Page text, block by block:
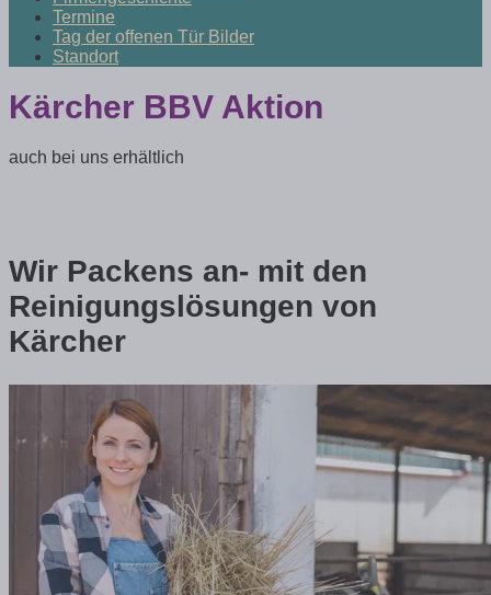
Termine
Tag der offenen Tür Bilder
Standort
Kärcher BBV Aktion
auch bei uns erhältlich
Wir Packens an- mit den
Reinigungslösungen von
Kärcher